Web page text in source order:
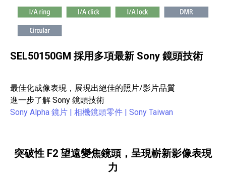
SEL50150GM 採用多項最新 Sony 鏡頭技術
最佳化成像表現，展現出絕佳的照片/影片品質
進一步了解 Sony 鏡頭技術
Sony Alpha 鏡片 | 相機鏡頭零件 | Sony Taiwan
突破性 F2 望遠變焦鏡頭，呈現嶄新影像表現
力